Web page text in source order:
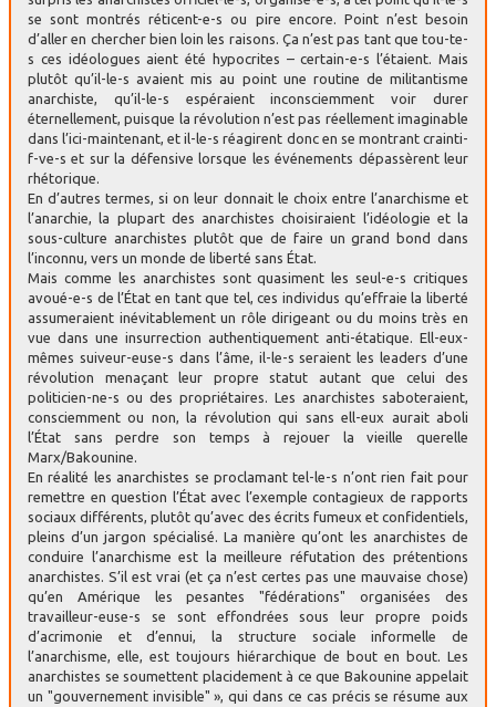
se sont montrés réticent-e-s ou pire encore. Point n’est besoin
d’aller en chercher bien loin les raisons. Ça n’est pas tant que tou-te-
s ces idéologues aient été hypocrites – certain-e-s l’étaient. Mais
plutôt qu’il-le-s avaient mis au point une routine de militantisme
anarchiste, qu’il-le-s espéraient inconsciemment voir durer
éternellement, puisque la révolution n’est pas réellement imaginable
dans l’ici-maintenant, et il-le-s réagirent donc en se montrant crainti-
f-ve-s et sur la défensive lorsque les événements dépassèrent leur
rhétorique.
En d’autres termes, si on leur donnait le choix entre l’anarchisme et
l’anarchie, la plupart des anarchistes choisiraient l’idéologie et la
sous-culture anarchistes plutôt que de faire un grand bond dans
l’inconnu, vers un monde de liberté sans État.
Mais comme les anarchistes sont quasiment les seul-e-s critiques
avoué-e-s de l’État en tant que tel, ces individus qu’effraie la liberté
assumeraient inévitablement un rôle dirigeant ou du moins très en
vue dans une insurrection authentiquement anti-étatique. Ell-eux-
mêmes suiveur-euse-s dans l’âme, il-le-s seraient les leaders d’une
révolution menaçant leur propre statut autant que celui des
politicien-ne-s ou des propriétaires. Les anarchistes saboteraient,
consciemment ou non, la révolution qui sans ell-eux aurait aboli
l’État sans perdre son temps à rejouer la vieille querelle
Marx/Bakounine.
En réalité les anarchistes se proclamant tel-le-s n’ont rien fait pour
remettre en question l’État avec l’exemple contagieux de rapports
sociaux différents, plutôt qu’avec des écrits fumeux et confidentiels,
pleins d’un jargon spécialisé. La manière qu’ont les anarchistes de
conduire l’anarchisme est la meilleure réfutation des prétentions
anarchistes. S’il est vrai (et ça n’est certes pas une mauvaise chose)
qu’en Amérique les pesantes "fédérations" organisées des
travailleur-euse-s se sont effondrées sous leur propre poids
d’acrimonie et d’ennui, la structure sociale informelle de
l’anarchisme, elle, est toujours hiérarchique de bout en bout. Les
anarchistes se soumettent placidement à ce que Bakounine appelait
un "gouvernement invisible" », qui dans ce cas précis se résume aux